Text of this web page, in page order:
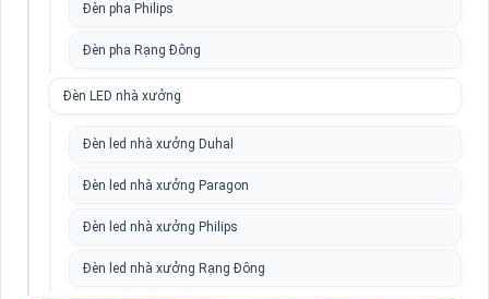
Đèn pha Philips
Đèn pha Rạng Đông
Đèn LED nhà xưởng
Đèn led nhà xưởng Duhal
Đèn led nhà xưởng Paragon
Đèn led nhà xưởng Philips
Đèn led nhà xưởng Rạng Đông